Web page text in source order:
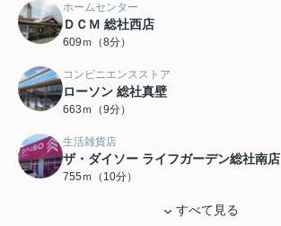
ホームセンター
ＤＣＭ 総社西店
609ｍ（8分）
コンビニエンスストア
ローソン 総社真壁
663ｍ（9分）
生活雑貨店
ザ・ダイソー ライフガーデン総社南店
755ｍ（10分）
すべて見る